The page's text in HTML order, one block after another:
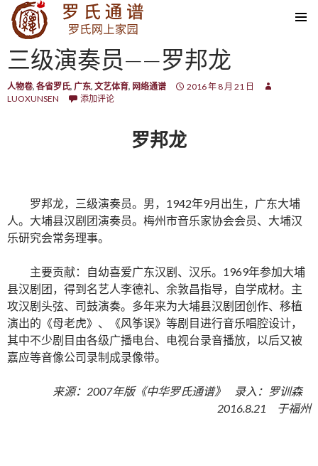
SKIP TO CONTENT
三级演奏员——罗邦龙
人物卷, 各省罗氏, 广东, 文艺体育, 网络通谱
2016 年 8 月 21 日
LUOXUNSEN
添加评论
罗邦龙
罗邦龙，三级演奏员。男，1942年9月出生，广东大埔
人。大埔县汉剧团演奏员。梅州市音乐家协会会员、大埔汉
乐研究会常务理事。
主要贡献：自幼喜爱广东汉剧、汉乐。1969年参加大埔
县汉剧团，得到名艺人李德礼、余敦昌指导，自学成材。主
攻汉剧头弦、司鼓演奏。多年来为大埔县汉剧团创作、移植
演出的《母老虎》、《风筝误》等剧目进行音乐唱腔设计，
其中不少剧目由各级广播电台、电视台录音播放，以后又被
嘉应等音像公司录制成录像带。
来源：2007年版《中华罗氏通谱》 录入：罗训森
2016.8.21 于福州